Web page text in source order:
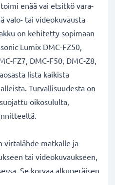
enää vai etsitkö vara-
valo- tai videokuvausta
on kehitetty sopimaan
Lumix DMC-FZ50,
FZ7, DMC-F50, DMC-Z8,
lista kaikista
Turvallisuudesta on
oikosululta,
virtalähde matkalle ja
tai videokuvaukseen,
Se korvaa alkuperäisen